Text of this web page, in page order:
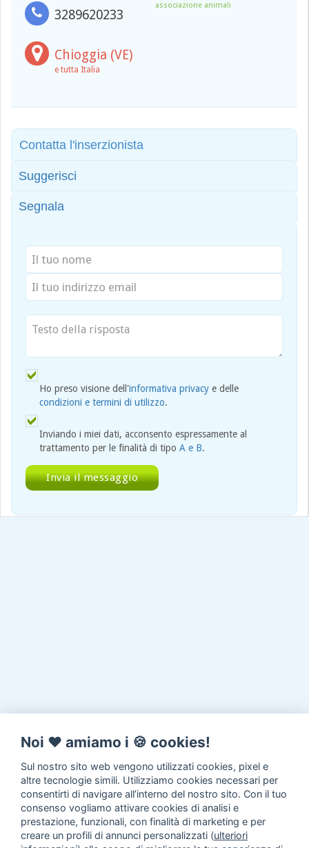
3289620233
associazione animali
Chioggia (VE)
e tutta Italia
Contatta l'inserzionista
Suggerisci
Segnala
Ho preso visione dell'informativa privacy e delle
condizioni e termini di utilizzo.
Inviando i miei dati, acconsento espressamente al
trattamento per le finalità di tipo A e B.
Noi ♥️ amiamo i 🍪 cookies!
Sul nostro sito web vengono utilizzati cookies, pixel e
altre tecnologie simili. Utilizziamo cookies necessari per
consentirti di navigare all’interno del nostro sito. Con il tuo
consenso vogliamo attivare cookies di analisi e
prestazione, funzionali, con finalità di marketing e per
creare un profili di annunci personalizzati (ulteriori